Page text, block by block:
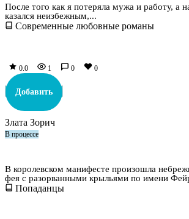
После того как я потеряла мужа и работу, а
казался неизбежным,...
Современные любовные романы
0.0 1 0 0
Добавить
Злата Зорич
В процессе
В королевском манифесте произошла
фея с разорванными крыльями по имени
Попаданцы